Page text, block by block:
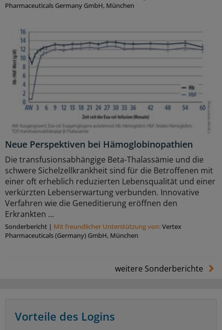
Pharmaceuticals Germany GmbH, München
Neue Perspektiven bei Hämoglobinopathien
Die transfusionsabhängige Beta-Thalassämie und die
schwere Sichelzellkrankheit sind für die Betroffenen mit
einer oft erheblich reduzierten Lebensqualität und einer
verkürzten Lebenserwartung verbunden. Innovative
Verfahren wie die Geneditierung eröffnen den
Erkrankten ...
Sonderbericht | Mit freundlicher Unterstützung von:Vertex
Pharmaceuticals (Germany) GmbH, München
weitere Sonderberichte
Vorteile des Logins